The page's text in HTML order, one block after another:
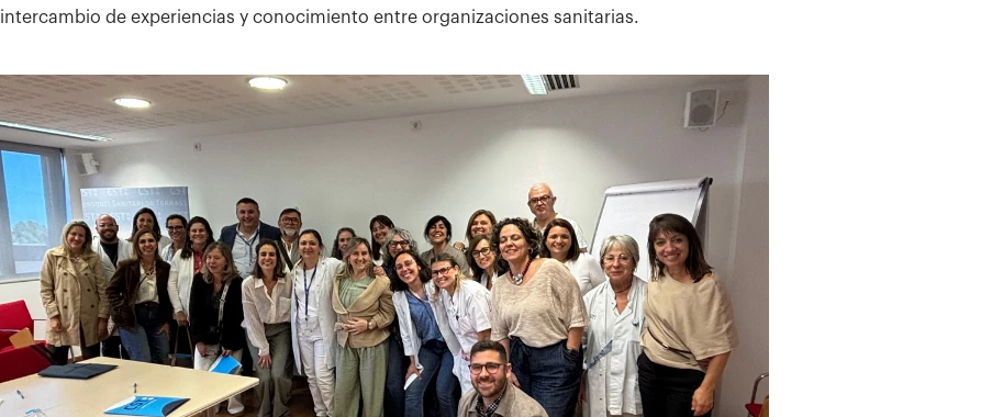
intercambio de experiencias y conocimiento entre organizaciones sanitarias.